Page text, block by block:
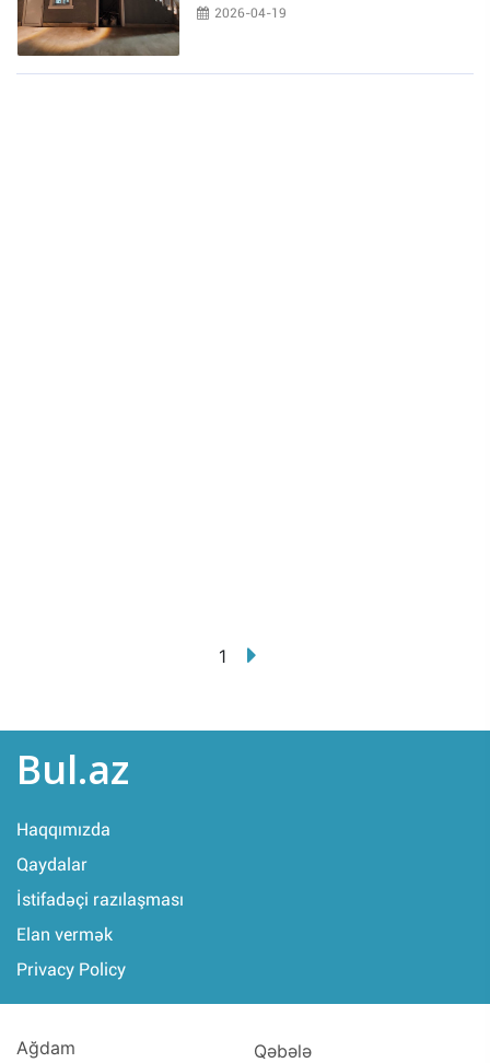
2026-04-19
1
Bul.az
Haqqımızda
Qaydalar
İstifadəçi razılaşması
Elan vermək
Privacy Policy
Ağdam
Qəbələ